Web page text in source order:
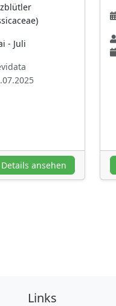
- Juli
ansehen
Links